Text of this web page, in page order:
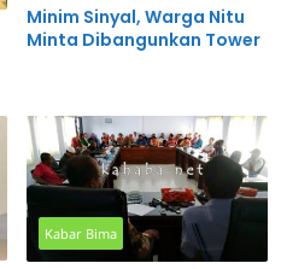
Minim Sinyal, Warga Nitu
Minta Dibangunkan Tower
Kabar Bima